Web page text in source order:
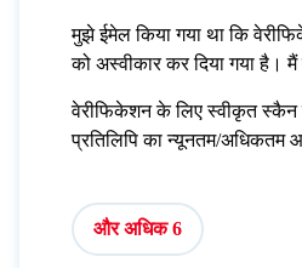
मुझे ईमेल किया गया था कि
को अस्वीकार कर दिया गया है।
वेरीफिकेशन के लिए स्वीकृत स्कैन
प्रतिलिपि का न्यूनतम/अधिकतम
और अधिक 6